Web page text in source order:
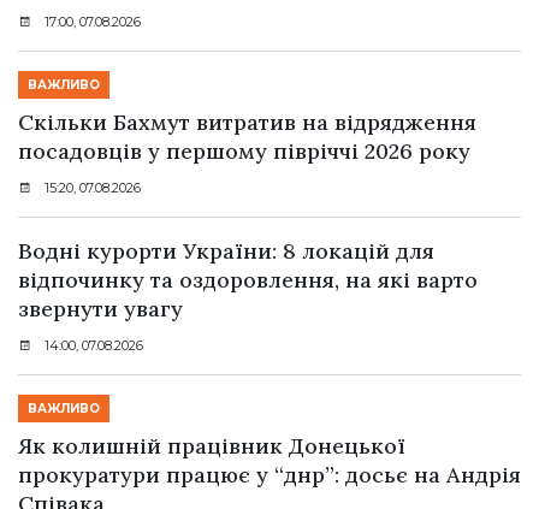
17:00, 07.08.2026
ВАЖЛИВО
Скільки Бахмут витратив на відрядження
посадовців у першому півріччі 2026 року
15:20, 07.08.2026
Водні курорти України: 8 локацій для
відпочинку та оздоровлення, на які варто
звернути увагу
14:00, 07.08.2026
ВАЖЛИВО
Як колишній працівник Донецької
прокуратури працює у “днр”: досьє на Андрія